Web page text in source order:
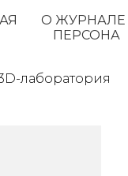
О ЖУРНАЛЕ
ПЕРСОНА
лаборатория